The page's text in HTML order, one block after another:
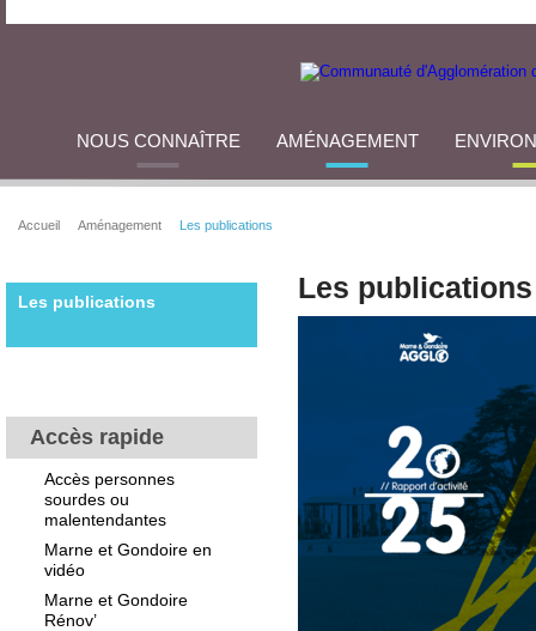
NOUS CONNAÎTRE AMÉNAGEMENT
Accueil Aménagement Les publications
Les publications
Accès rapide
Accès personnes
sourdes ou
malentendantes
Marne et Gondoire en
vidéo
Marne et Gondoire
Rénov’
Les publications